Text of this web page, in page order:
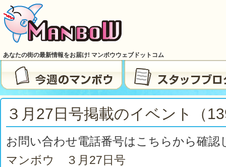
あなたの街の最新情報をお届け! マンボウウェブドットコム
３月27日号掲載のイベント（
お問い合わせ電話番号はこちらから確
マンボウ ３月27日号